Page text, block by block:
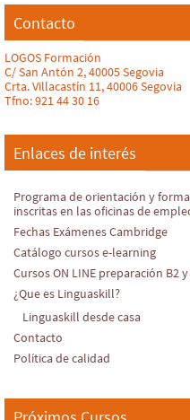
Contacto
LOGOS Formación
C/ San Antón 2, 40005 Segovia
Crta. Villacastín 11, 40006 Segovia
Tfno: 921 44 30 16
Enlaces de interés
Programa de orientación y
inscritas en las oficinas de
Fechas Exámenes Cambridge
Catálogo cursos e-learning
Cursos ON LINE preparación B2 y
¿Que es Linguaskill?
Linguaskill desde casa
Contacto
Política de calidad